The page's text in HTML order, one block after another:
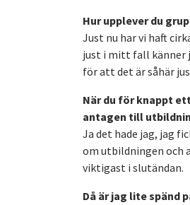
Hur upplever du
Just nu har vi haft
just i mitt fall känner
för att det är såhär
När du för knappt
antagen till
Ja det hade jag, jag
om utbildningen och
viktigast i slutändan.
Då är jag lite spänd